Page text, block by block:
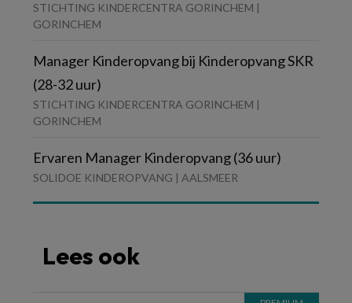
STICHTING KINDERCENTRA GORINCHEM |
GORINCHEM
Manager Kinderopvang bij Kinderopvang SKR
(28-32 uur)
STICHTING KINDERCENTRA GORINCHEM |
GORINCHEM
Ervaren Manager Kinderopvang (36 uur)
SOLIDOE KINDEROPVANG | AALSMEER
Lees ook